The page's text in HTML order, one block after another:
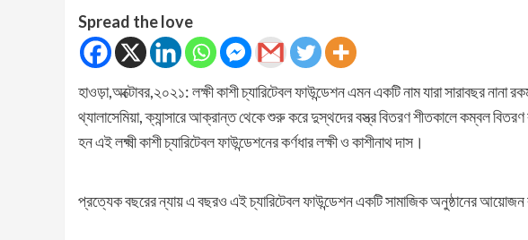
Spread the love
হাওড়া,অক্টোবর,২০২১: লক্ষী কাশী চ্যারিটেবল ফাউন্ডেশন এমন একটি নাম যারা সারাবছর নানা
থ্যালাসেমিয়া, ক্যান্সারে আক্রান্ত থেকে শুরু করে দুস্থদের বস্ত্র বিতরণ শীতকালে কম্বল
হন এই লক্ষ্মী কাশী চ্যারিটেবল ফাউন্ডেশনের কর্ণধার লক্ষী ও কাশীনাথ দাস।
প্রত্যেক বছরের ন্যায় এ বছরও এই চ্যারিটেবল ফাউন্ডেশন একটি সামাজিক অনুষ্ঠানের আয়োজন